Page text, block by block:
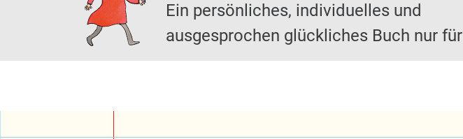
Ein persönliches, individuelles und
ausgesprochen glückliches Buch nur für